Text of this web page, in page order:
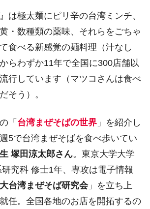
』は極太麺にピリ辛の台湾ミンチ、
・数種類の薬味、それらをごちゃ
食べる新感覚の麺料理（汁なし
らわずか11年で全国に300店舗以
行しています（マツコさんは食べ
そう）。
「 台湾まぜそばの世界 」を紹介し
5で台湾まぜそばを食べ歩いてい
塚田涼太郎さん。東京大学大学
究科 修士1年、専攻は電子情報
台湾まぜそば研究会」を立ち上
任。全国各地のお店を開拓するの